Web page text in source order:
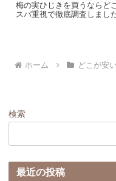
梅の実ひじきを買うならど
スパ重視で徹底調査しまし
ホーム どこが安
検索
最近の投稿